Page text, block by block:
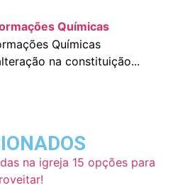
Químicas
Químicas
na constituição...